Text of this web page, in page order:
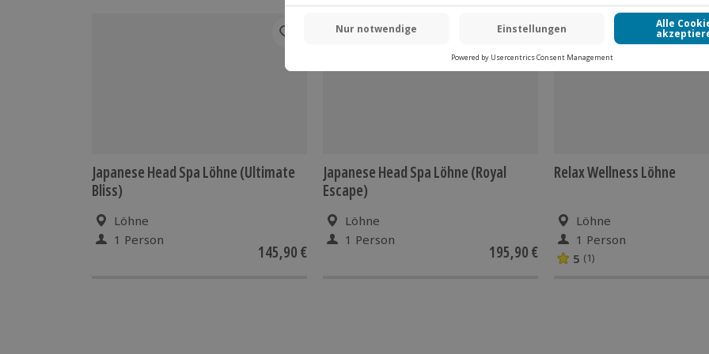
Japanese Head Spa Löhne (Ultimate
Bliss)
Löhne
1 Person
145,90 €
Japanese Head Spa Löhne (Royal
Escape)
Löhne
1 Person
195,90 €
Relax Wellness Löhne
Löhne
1 Person
5 (1)